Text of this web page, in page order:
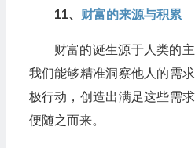
11、​ 财富的来源与积累
财富的诞生源于人类的
我们能够精准洞察他人的需
极行动，创造出满足这些需
便随之而来。​